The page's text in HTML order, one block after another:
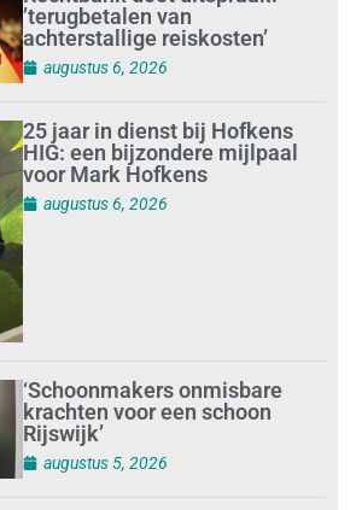
’terugbetalen van
achterstallige reiskosten’
augustus 6, 2026
25 jaar in dienst bij Hofkens
HIG: een bijzondere mijlpaal
voor Mark Hofkens
augustus 6, 2026
‘Schoonmakers onmisbare
krachten voor een schoon
Rijswijk’
augustus 5, 2026